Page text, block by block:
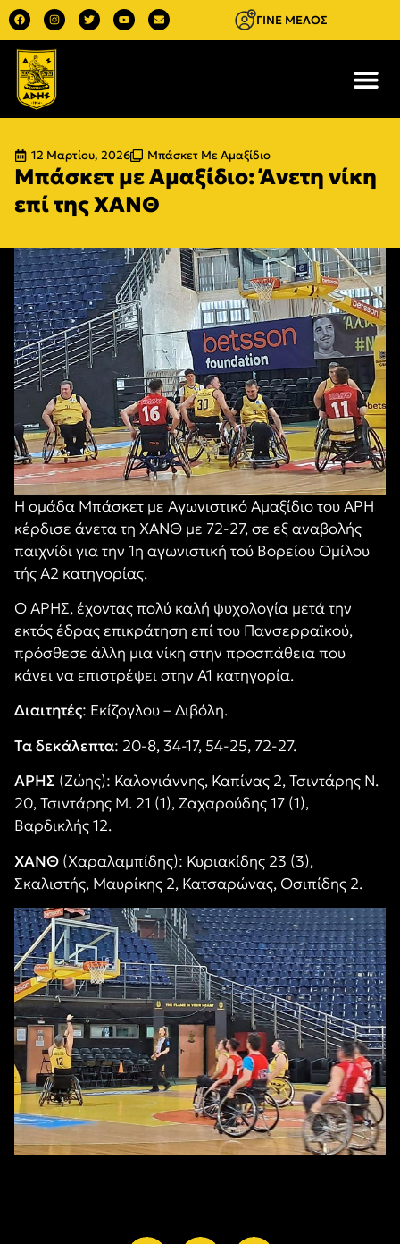
ΓΙΝΕ ΜΕΛΟΣ
12 Μαρτίου, 2026 Μπάσκετ Με Αμαξίδιο
Μπάσκετ με Αμαξίδιο: Άνετη νίκη
επί της ΧΑΝΘ
Η ομάδα Μπάσκετ με Αγωνιστικό Αμαξίδιο του ΑΡΗ
κέρδισε άνετα τη ΧΑΝΘ με 72-27, σε εξ αναβολής
παιχνίδι για την 1η αγωνιστική τού Βορείου Ομίλου
τής Α2 κατηγορίας.
Ο ΑΡΗΣ, έχοντας πολύ καλή ψυχολογία μετά την
εκτός έδρας επικράτηση επί του Πανσερραϊκού,
πρόσθεσε άλλη μια νίκη στην προσπάθεια που
κάνει να επιστρέψει στην Α1 κατηγορία.
Διαιτητές: Εκίζογλου – Διβόλη.
Ταδεκάλεπτα: 20-8, 34-17, 54-25, 72-27.
ΑΡΗΣ (Ζώης): Καλογιάννης, Καπίνας 2, Τσιντάρης Ν.
20, Τσιντάρης Μ. 21 (1), Ζαχαρούδης 17 (1),
Βαρδικλής 12.
ΧΑΝΘ (Χαραλαμπίδης): Κυριακίδης 23 (3),
Σκαλιστής, Μαυρίκης 2, Κατσαρώνας, Οσιπίδης 2.